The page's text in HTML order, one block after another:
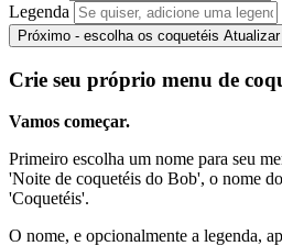
Legenda
Próximo - escolha os coquetéis Atualizar
Crie seu próprio menu de
Vamos começar.
Primeiro escolha um nome para seu
'Noite de coquetéis do Bob', o nome
'Coquetéis'.
O nome, e opcionalmente a legenda,